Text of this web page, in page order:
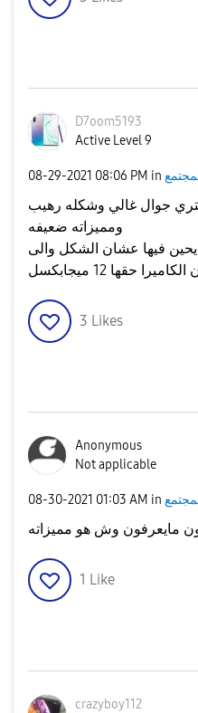
D7oom5193
Active Level 9
‎08-29-2021 08:06 PM in
جوال غالي وشكله رهيب
ومميزاته ضعيفه
فيها عشان الشكل والى
3 Likes
Anonymous
Not applicable
‎08-30-2021 01:03 AM in
مايعرفون وش هو مميزاته
1 Like
crazyboy112